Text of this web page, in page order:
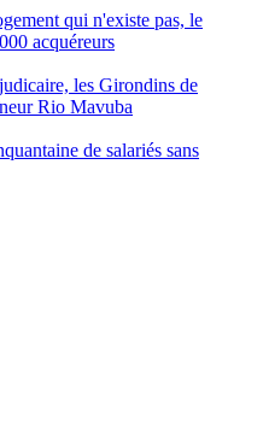
qui n'existe pas, le
acquéreurs
les Girondins de
Rio Mavuba
de salariés sans